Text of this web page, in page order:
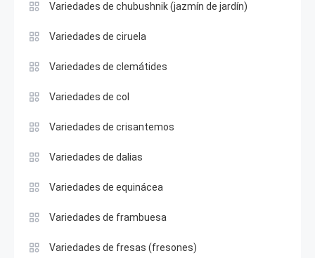
Variedades de chubushnik (jazmín de jardín)
Variedades de ciruela
Variedades de clemátides
Variedades de col
Variedades de crisantemos
Variedades de dalias
Variedades de equinácea
Variedades de frambuesa
Variedades de fresas (fresones)